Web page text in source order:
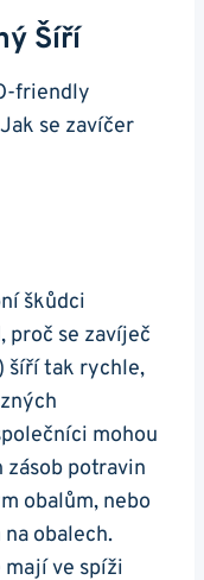
Šíří
friendly
se zavíčer
škůdci
proč se zavíječ
tak rychle,
mohou
zásob potravin
obalům, nebo
obalech.
mají ve spíži